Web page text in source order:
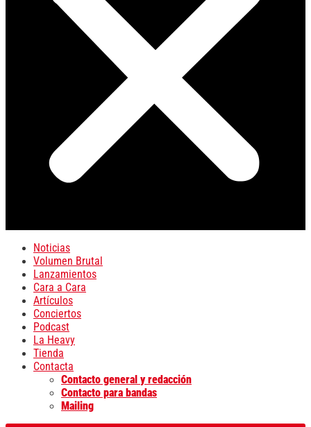
Noticias
Volumen Brutal
Lanzamientos
Cara a Cara
Artículos
Conciertos
Podcast
La Heavy
Tienda
Contacta
Contacto general y redacción
Contacto para bandas
Mailing